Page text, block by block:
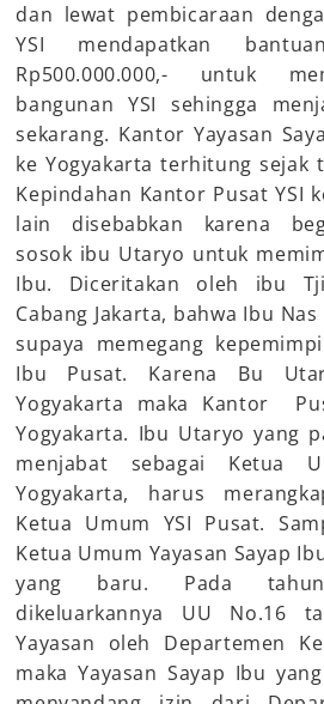
dan lewat pembicaraan
YSI mendapatkan
Rp500.000.000,- untuk
bangunan YSI sehingga
sekarang. Kantor Yayasan
ke Yogyakarta terhitung sejak
Kepindahan Kantor Pusat YSI
lain disebabkan karena
sosok ibu Utaryo untuk
Ibu. Diceritakan oleh ibu
Cabang Jakarta, bahwa Ibu
supaya memegang
Ibu Pusat. Karena Bu
Yogyakarta maka Kantor
Yogyakarta. Ibu Utaryo yang
menjabat sebagai Ketua
Yogyakarta, harus
Ketua Umum YSI Pusat.
Ketua Umum Yayasan Sayap
yang baru. Pada
dikeluarkannya UU No.16
Yayasan oleh Departemen
maka Yayasan Sayap Ibu